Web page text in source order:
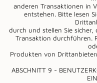
anderen Transaktionen in
entstehen. Bitte lesen
durch und stellen Sie sicher,
Transaktion durchführen.
Produkten von
ABSCHNITT 9 -